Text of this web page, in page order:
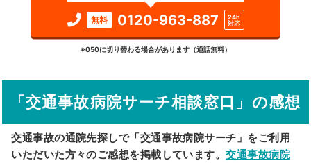
検索する
詳細条件で絞り込む
駅から探す 院名から探す
無料 0120-963-887
24h
対応
※050に切り替わる場合があります（通話無料）
「交通事故病院サーチ相談窓口」の感想
交通事故の通院先探しで「交通事故病院サーチ」をご利用
いただいた方々のご感想を掲載しています。交通事故病院